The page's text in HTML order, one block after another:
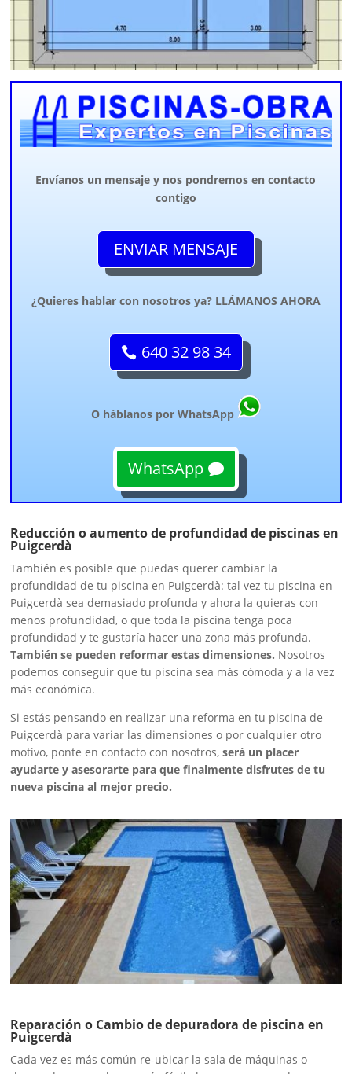
Envíanos un mensaje y nos pondremos en contacto
contigo
ENVIAR MENSAJE
¿Quieres hablar con nosotros ya? LLÁMANOS AHORA
640 32 98 34
O háblanos por WhatsApp
WhatsApp
Reducción o aumento de profundidad de piscinas en
Puigcerdà
También es posible que puedas querer cambiar la
profundidad de tu piscina en Puigcerdà: tal vez tu piscina en
Puigcerdà sea demasiado profunda y ahora la quieras con
menos profundidad, o que toda la piscina tenga poca
profundidad y te gustaría hacer una zona más profunda.
También se pueden reformar estas dimensiones. Nosotros
podemos conseguir que tu piscina sea más cómoda y a la vez
más económica.
Si estás pensando en realizar una reforma en tu piscina de
Puigcerdà para variar las dimensiones o por cualquier otro
motivo, ponte en contacto con nosotros,será un placer
ayudarte y asesorarte para que finalmente disfrutes de tu
nueva piscina al mejor precio.
Reparación o Cambio de depuradora de piscina en
Puigcerdà
Cada vez es más común re-ubicar la sala de máquinas o